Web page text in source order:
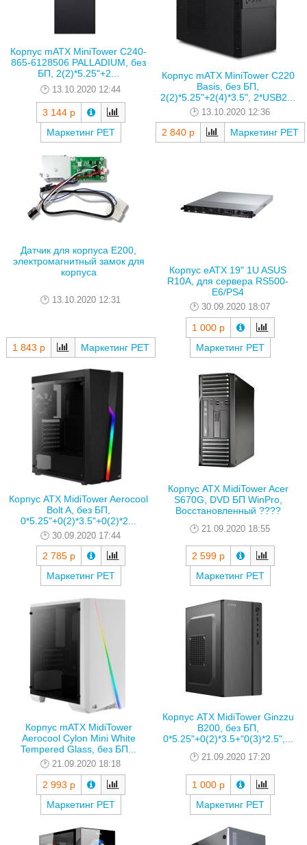
Корпус mATX MiniTower C240-
865-6128506 PALLADIUM, без
БП, 2(2)*5.25"+2...
13.10.2020 12:44
3 144 р
Маркетинг РЕТ
Корпус mATX MiniTower C220
Basis, без БП,
2(2)*5.25"+2(4)*3.5", 2*USB2...
13.10.2020 12:36
2 840 р Маркетинг РЕТ
Датчик для корпуса E200,
электромагнитный замок для
корпуса
13.10.2020 12:31
1 843 р Маркетинг РЕТ
Корпус eATX 19" 1U ASUS
R10A, для сервера RS500-
E6/PS4
30.09.2020 18:07
1 000 р
Маркетинг РЕТ
Корпус ATX MidiTower Aerocool
Bolt A, без БП,
0*5.25"+0(2)*3.5"+0(2)*2...
30.09.2020 17:44
2 785 р
Маркетинг РЕТ
Корпус ATX MidiTower Acer
S670G, DVD БП WinPro,
Восстановленный ????
21.09.2020 18:55
2 599 р
Маркетинг РЕТ
Корпус mATX MidiTower
Aerocool Cylon Mini White
Tempered Glass, без БП...
21.09.2020 18:18
2 993 р
Маркетинг РЕТ
Корпус ATX MidiTower Ginzzu
B200, без БП,
0*5.25"+0(2)*3.5+"0(3)*2.5",...
21.09.2020 17:20
1 000 р
Маркетинг РЕТ